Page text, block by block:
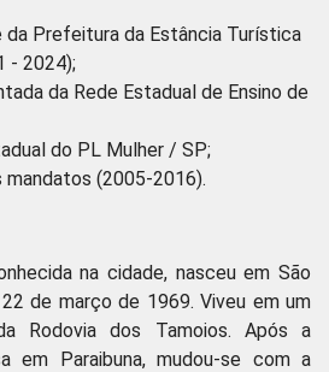
da Prefeitura da Estância Turística
- 2024);
da Rede Estadual de Ensino de
do PL Mulher / SP;
(2005-2016).
na cidade, nasceu em São
de março de 1969. Viveu em um
Rodovia dos Tamoios. Após a
em Paraibuna, mudou-se com a